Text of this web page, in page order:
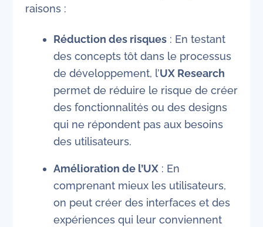
raisons :
Réduction des risques: En testant
des concepts tôt dans le processus
de développement, l’UX Research
permet de réduire le risque de créer
des fonctionnalités ou des designs
qui ne répondent pas aux besoins
des utilisateurs.
Amélioration de l’UX: En
comprenant mieux les utilisateurs,
on peut créer des interfaces et des
expériences qui leur conviennent